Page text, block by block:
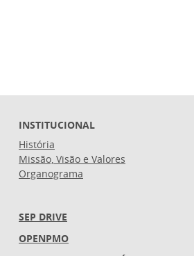
INSTITUCIONAL
História
Missão, Visão e Valores
Organograma
SEP DRIVE
OPENPMO